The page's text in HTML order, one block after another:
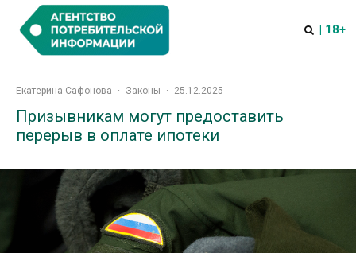
| 18+
Екатерина Сафонова · Законы · 25.12.2025
Призывникам могут предоставить
перерыв в оплате ипотеки